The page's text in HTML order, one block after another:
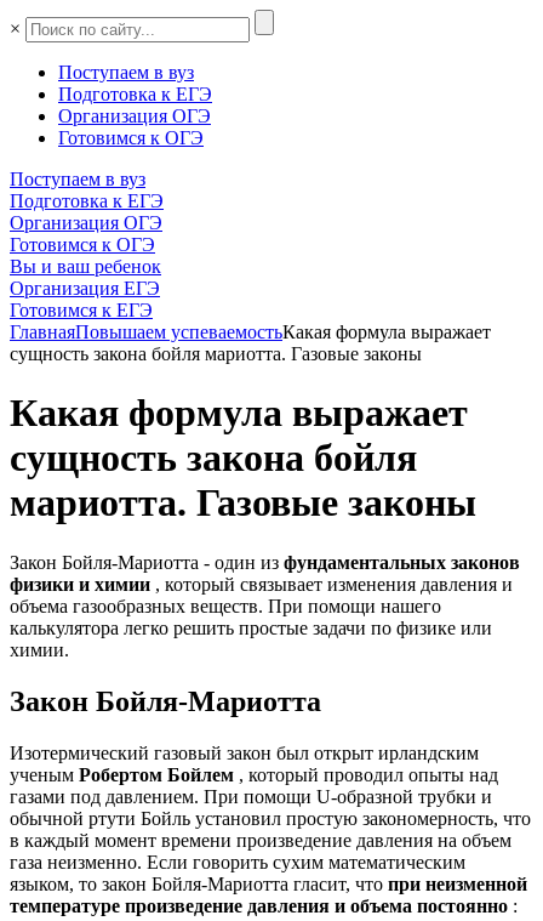
×
Поступаем в вуз
Подготовка к ЕГЭ
Организация ОГЭ
Готовимся к ОГЭ
Поступаем в вуз
Подготовка к ЕГЭ
Организация ОГЭ
Готовимся к ОГЭ
Вы и ваш ребенок
Организация ЕГЭ
Готовимся к ЕГЭ
ГлавнаяПовышаем успеваемостьКакая формула выражает
сущность закона бойля мариотта. Газовые законы
Какая формула выражает
сущность закона бойля
мариотта. Газовые законы
Закон Бойля-Мариотта - один из фундаментальных законов
физики и химии , который связывает изменения давления и
объема газообразных веществ. При помощи нашего
калькулятора легко решить простые задачи по физике или
химии.
Закон Бойля-Мариотта
Изотермический газовый закон был открыт ирландским
ученым Робертом Бойлем , который проводил опыты над
газами под давлением. При помощи U-образной трубки и
обычной ртути Бойль установил простую закономерность, что
в каждый момент времени произведение давления на объем
газа неизменно. Если говорить сухим математическим
языком, то закон Бойля-Мариотта гласит, что при неизменной
температуре произведение давления и объема постоянно :